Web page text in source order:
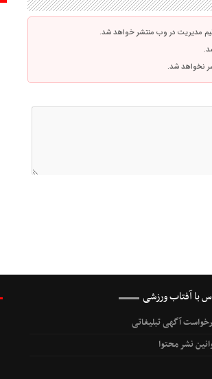
مدیریت در وب منتشر خواهد شد.
نخواهد شد.
با آفتاب ورزشی
آگهی تبلیغاتی
نشر محتوا